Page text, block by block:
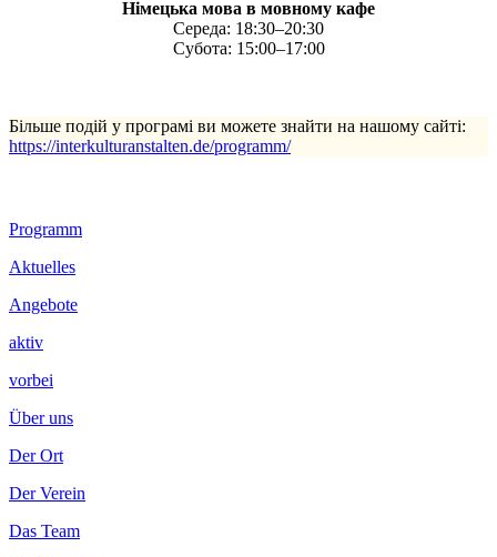
Німецька мова в мовному кафе
Середа: 18:30–20:30
Субота: 15:00–17:00
Більше подій у програмі ви можете знайти на нашому сайті:
https://interkulturanstalten.de/programm/
Footer
Inhalt
Programm
Aktuelles
Angebote
aktiv
vorbei
Über uns
Der Ort
Der Verein
Das Team